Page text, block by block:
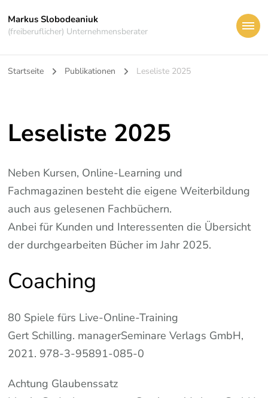
Markus Slobodeaniuk
(freiberuflicher) Unternehmensberater
Startseite Publikationen Leseliste 2025
Leseliste 2025
Neben Kursen, Online-Learning und
Fachmagazinen besteht die eigene Weiterbildung
auch aus gelesenen Fachbüchern.
Anbei für Kunden und Interessenten die Übersicht
der durchgearbeiten Bücher im Jahr 2025.
Coaching
80 Spiele fürs Live-Online-Training
Gert Schilling. managerSeminare Verlags GmbH,
2021. 978-3-95891-085-0
Achtung Glaubenssatz